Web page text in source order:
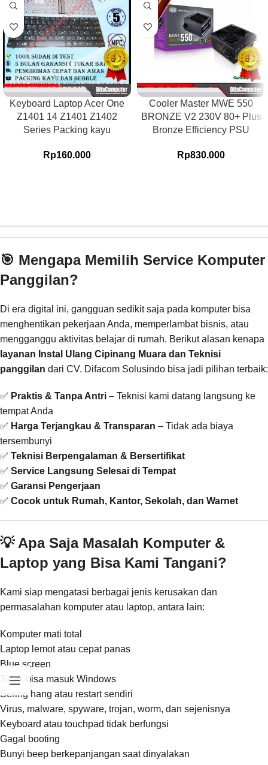
Keyboard Laptop Acer One
Z1401 14 Z1401 Z1402
Series Packing kayu
Rp160.000
Cooler Master MWE 550
BRONZE V2 230V 80+ Plus
Bronze Efficiency PSU
Rp830.000
🎯 Mengapa Memilih Service Komputer
Panggilan?
Di era digital ini, gangguan sedikit saja pada komputer bisa
menghentikan pekerjaan Anda, memperlambat bisnis, atau
mengganggu aktivitas belajar di rumah. Berikut alasan kenapa
layanan Instal Ulang Cipinang Muara dan Teknisi
panggilan dari CV. Difacom Solusindo bisa jadi pilihan terbaik:
✅ Praktis & Tanpa Antri – Teknisi kami datang langsung ke
tempat Anda
✅ Harga Terjangkau & Transparan – Tidak ada biaya
tersembunyi
✅ Teknisi Berpengalaman & Bersertifikat
✅ Service Langsung Selesai di Tempat
✅ Garansi Pengerjaan
✅ Cocok untuk Rumah, Kantor, Sekolah, dan Warnet
💡 Apa Saja Masalah Komputer &
Laptop yang Bisa Kami Tangani?
Kami siap mengatasi berbagai jenis kerusakan dan
permasalahan komputer atau laptop, antara lain:
Komputer mati total
Laptop lemot atau cepat panas
Blue screen
Tidak bisa masuk Windows
Sering hang atau restart sendiri
Virus, malware, spyware, trojan, worm, dan sejenisnya
Keyboard atau touchpad tidak berfungsi
Gagal booting
Bunyi beep berkepanjangan saat dinyalakan